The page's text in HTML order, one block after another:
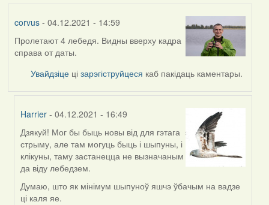
corvus- 04.12.2021 - 14:59
Пролетают 4 лебедя. Видны вверху кадра
справа от даты.
Увайдзіце цізарэгіструйцеся каб пакідаць каментары.
Harrier - 04.12.2021 - 16:49
In
reply
to
by
corvus
Дзякуй! Мог бы быць новы від для гэтага
стрыму, але там могуць быць і шыпуны, і
клікуны, таму застанецца не вызначаным
да віду лебедзем.
Думаю, што як мінімум шыпуноў яшчэ ўбачым на вадзе
ці каля яе.